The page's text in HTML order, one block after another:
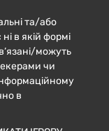
та/або
в якій формі
можуть
чи
в